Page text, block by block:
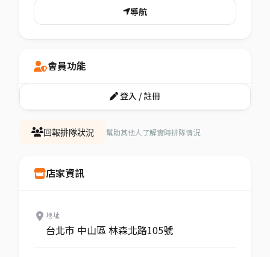
回報排隊狀況 幫助其他人了解實時排隊情況
店家資訊
地址
台北市 中山區 林森北路105號
導航
會員功能
登入 / 註冊